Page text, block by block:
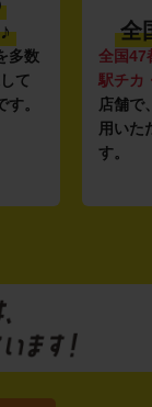
し、
業
利
安さの
ガソリ
ンフラ
し、12
ルな価